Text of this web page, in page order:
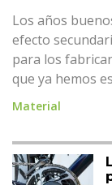
Los años
efecto
para los
que ya hemos
Material